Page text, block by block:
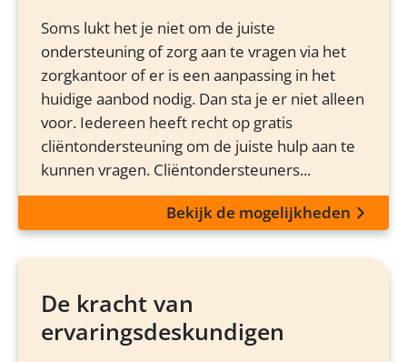
Soms lukt het je niet om de juiste
ondersteuning of zorg aan te vragen via het
zorgkantoor of er is een aanpassing in het
huidige aanbod nodig. Dan sta je er niet alleen
voor. Iedereen heeft recht op gratis
cliëntondersteuning om de juiste hulp aan te
kunnen vragen. Cliëntondersteuners...
Bekijk de mogelijkheden
De kracht van
ervaringsdeskundigen